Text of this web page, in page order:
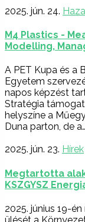
2025. jún. 24.
M4 Plastics -
Modelling,
A PET Kupa és a
Egyetem
napos képzést
Stratégia
helyszíne a
Duna parton, de a…
2025. jún. 23. Hírek
Megtartotta
KSZGYSZ
2025. június 19-